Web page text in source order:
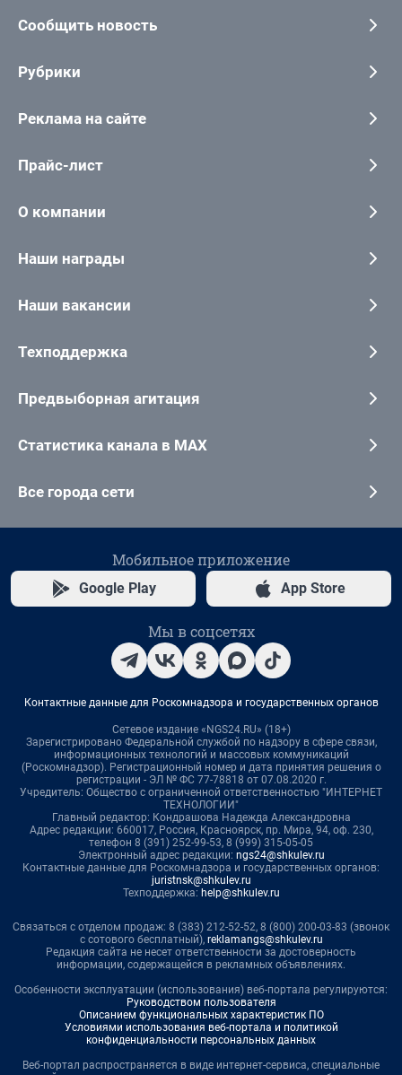
Сообщить новость
Рубрики
Реклама на сайте
Прайс-лист
О компании
Наши награды
Наши вакансии
Техподдержка
Предвыборная агитация
Статистика канала в MAX
Все города сети
Мобильное приложение
Google Play App Store
Мы в соцсетях
Контактные данные для Роскомнадзора и государственных органов
Сетевое издание «NGS24.RU» (18+)
Зарегистрировано Федеральной службой по надзору в сфере связи,
информационных технологий и массовых коммуникаций
(Роскомнадзор). Регистрационный номер и дата принятия решения о
регистрации - ЭЛ № ФС 77-78818 от 07.08.2020 г.
Учредитель: Общество с ограниченной ответственностью "ИНТЕРНЕТ
ТЕХНОЛОГИИ"
Главный редактор: Кондрашова Надежда Александровна
Адрес редакции: 660017, Россия, Красноярск, пр. Мира, 94, оф. 230,
телефон 8 (391) 252-99-53, 8 (999) 315-05-05
Электронный адрес редакции: ngs24@shkulev.ru
Контактные данные для Роскомнадзора и государственных органов:
juristnsk@shkulev.ru
Техподдержка: help@shkulev.ru
Связаться с отделом продаж: 8 (383) 212-52-52, 8 (800) 200-03-83 (звонок
с сотового бесплатный), reklamangs@shkulev.ru
Редакция сайта не несет ответственности за достоверность
информации, содержащейся в рекламных объявлениях.
Особенности эксплуатации (использования) веб-портала регулируются:
Руководством пользователя
Описанием функциональных характеристик ПО
Условиями использования веб-портала и политикой
конфиденциальности персональных данных
Веб-портал распространяется в виде интернет-сервиса, специальные